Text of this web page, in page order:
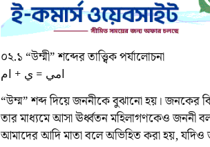
০২.১ “উম্মী” শব্দের তাত্ত্বিক পর্যালোচনা
امي = ي + ام
“উম্ম” শব্দ দিয়ে জননীকে বুঝানো হয়। জনকের
তার মাধ্যমে আসা ঊর্ধ্বতন মহিলাগণকেও জননী
আমাদের আদি মাতা বলে অভিহিত করা হয়, যদিও